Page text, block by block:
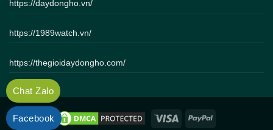
https://daydongho.vn/
https://1989watch.vn/
https://thegioidaydongho.com/
Chat Zalo
Facebook